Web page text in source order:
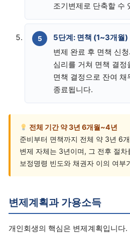
조기변제로 단축할 수
5단계: 면책 (1~3개월)
변제 완료 후 면책 신
심리를 거쳐 면책 결정
면책 결정으로 잔여
종료됩니다.
전체 기간 약 3년 6개월~4년
준비부터 면책까지 전체 약 3년 6
변제 자체는 3년이며, 그 전후 절차
보정명령 빈도와 채권자 이의 여부
변제계획과 가용소득
개인회생의 핵심은 변제계획입니다.